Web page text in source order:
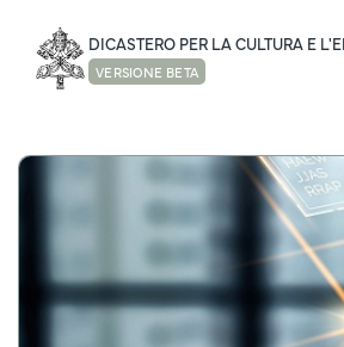
DICASTERO PER LA CULTURA E
VERSIONE BETA